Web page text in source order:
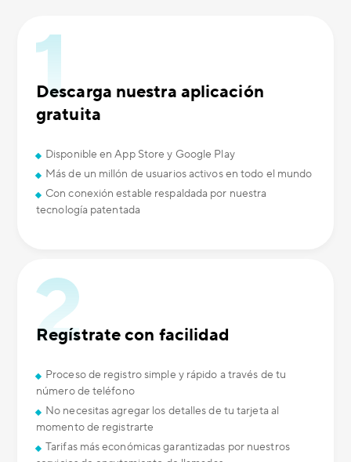
Descarga nuestra aplicación
gratuita
Disponible en App Store y Google Play
Más de un millón de usuarios activos en todo el mundo
Con conexión estable respaldada por nuestra
tecnología patentada
Regístrate con facilidad
Proceso de registro simple y rápido a través de tu
número de teléfono
No necesitas agregar los detalles de tu tarjeta al
momento de registrarte
Tarifas más económicas garantizadas por nuestros